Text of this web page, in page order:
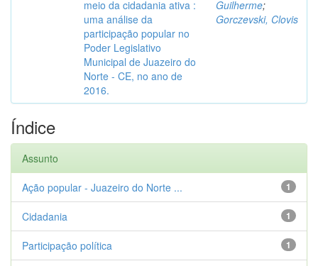
meio da cidadania ativa :
uma análise da
participação popular no
Poder Legislativo
Municipal de Juazeiro do
Norte - CE, no ano de
2016.
Guilherme;
Gorczevski, Clovis
Índice
Assunto
1
Ação popular - Juazeiro do Norte ...
1
Cidadania
1
Participação política